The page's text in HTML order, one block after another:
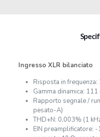
Ingresso XLR bilanciato
Risposta in
Gamma dinamica:
Rapporto segnale /
pesato-A)
THD+N: 0,003% (1
EIN preamplificatore: